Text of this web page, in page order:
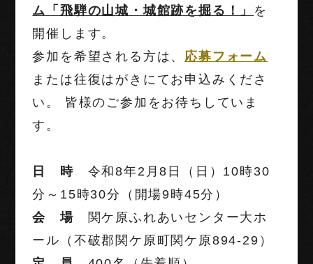
ム「飛騨の山城・城館跡を掘る！」 を
開催します。
参加を希望 される方は、 応募フォーム
または往復はがきにてお申込みくださ
い。 皆様のご参加をお待ちしていま
す。
日 時 令和8年2月8日（日）10時30
分～15時30分（開場9時45分）
会 場 関ケ原ふれあいセンター大ホ
ール（不破郡関ケ原町関ケ原894-29）